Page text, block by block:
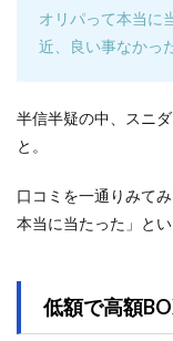
オリパって本当に
近、良い事なかっ
半信半疑の中、スニ
と。
口コミを一通りみて
本当に当たった」と
低額で高額